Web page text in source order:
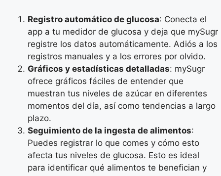
Registro automático de glucosa: Conecta el
app a tu medidor de glucosa y deja que mySugr
registre los datos automáticamente. Adiós a los
registros manuales y a los errores por olvido.
Gráficos y estadísticas detalladas: mySugr
ofrece gráficos fáciles de entender que
muestran tus niveles de azúcar en diferentes
momentos del día, así como tendencias a largo
plazo.
Seguimiento de la ingesta de alimentos:
Puedes registrar lo que comes y cómo esto
afecta tus niveles de glucosa. Esto es ideal
para identificar qué alimentos te benefician y